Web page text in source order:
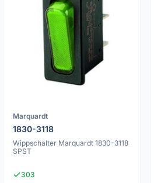
Marquardt
1830-3118
Wippschalter Marquardt 1830-3118
SPST
303